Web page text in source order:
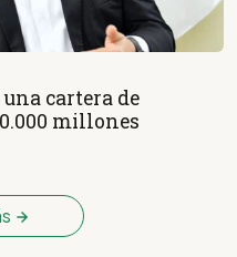
cartera de
millones